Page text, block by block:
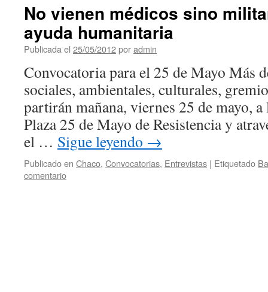
No vienen médicos sino
ayuda humanitaria
Publicada el 25/05/2012poradmin
Convocatoria para el 25 de Mayo Más
sociales, ambientales, culturales,
partirán mañana, viernes 25 de mayo, a
Plaza 25 de Mayo de Resistencia y
el … Sigue leyendo →
Publicado en Chaco, Convocatorias, Entrevistas | Etiquetado
comentario